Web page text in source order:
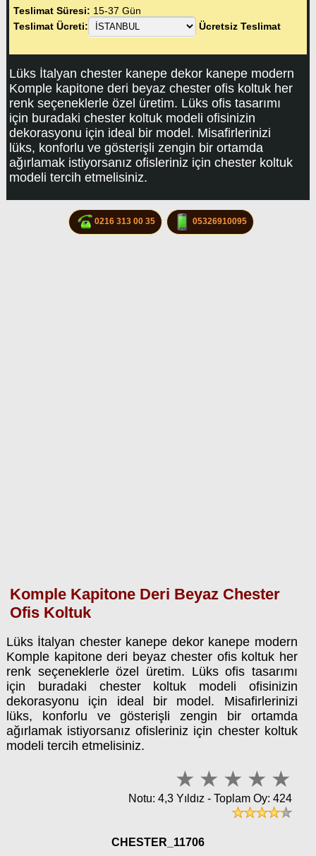
Teslimat Süresi: 15-37 Gün
Teslimat Ücreti:
Ücretsiz Teslimat
Lüks İtalyan chester kanepe dekor kanepe modern
Komple kapitone deri beyaz chester ofis koltuk her
renk seçeneklerle özel üretim. Lüks ofis tasarımı
için buradaki chester koltuk modeli ofisinizin
dekorasyonu için ideal bir model. Misafirlerinizi
lüks, konforlu ve gösterişli zengin bir ortamda
ağırlamak istiyorsanız ofisleriniz için chester koltuk
modeli tercih etmelisiniz.
0216 313 00 35 05326910095
Komple Kapitone Deri Beyaz Chester
Ofis Koltuk
Lüks İtalyan chester kanepe dekor kanepe modern
Komple kapitone deri beyaz chester ofis koltuk her
renk seçeneklerle özel üretim. Lüks ofis tasarımı
için buradaki chester koltuk modeli ofisinizin
dekorasyonu için ideal bir model. Misafirlerinizi
lüks, konforlu ve gösterişli zengin bir ortamda
ağırlamak istiyorsanız ofisleriniz için chester koltuk
modeli tercih etmelisiniz.
Notu: 4,3 Yıldız - Toplam Oy: 424
CHESTER_11706